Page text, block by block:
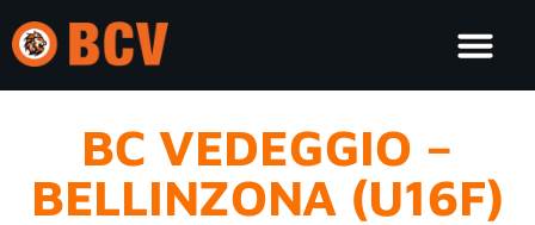
BC VEDEGGIO –
BELLINZONA (U16F)